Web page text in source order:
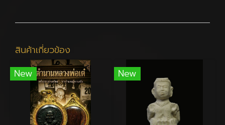
สินค้าเกี่ยวข้อง
New
New